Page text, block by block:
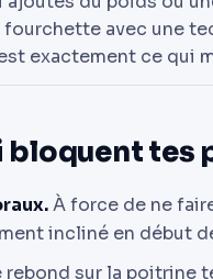
fourchette avec une
exactement ce qui
bloquent tes
À force de ne
incliné en début
rebond sur la poitrine